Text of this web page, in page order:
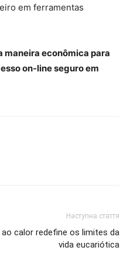
em ferramentas
maneira econômica para
on-line seguro em
Наступна стаття
calor redefine os limites da
vida eucariótica